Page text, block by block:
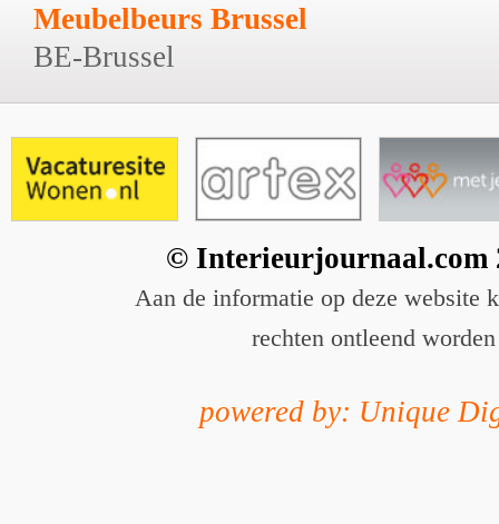
Meubelbeurs Brussel
BE-Brussel
© Interieurjournaal.com
Aan de informatie op deze website
rechten ontleend worden
powered by: Unique